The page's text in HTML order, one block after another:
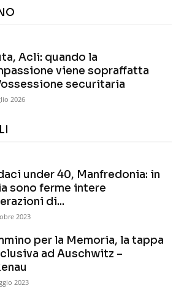
Acli: quando la
viene sopraffatta
securitaria
2026
under 40, Manfredonia: in
sono ferme intere
di...
2023
per la Memoria, la tappa
ad Auschwitz –
2023